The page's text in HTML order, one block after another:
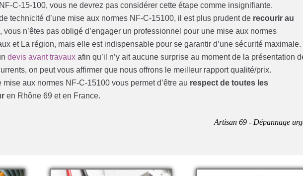
C-15-100, vous ne devrez pas considérer cette étape comme insignifiante.
technicité d’une mise aux normes NF-C-15100, il est plus prudent de recourir au
vous n’êtes pas obligé d’engager un professionnel pour une mise aux normes
et La région, mais elle est indispensable pour se garantir d’une sécurité maximale.
devis avant travaux afin qu’il n’y ait aucune surprise au moment de la présentation
on peut vous affirmer que nous offrons le meilleur rapport qualité/prix.
aux normes NF-C-15100 vous permet d’être au respect de toutes les
en Rhône 69 et en France.
Artisan 69 - Dépannage